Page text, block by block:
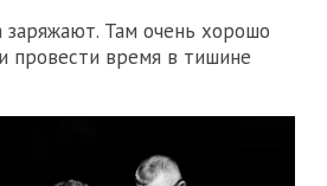
Там очень хорошо
провести время в тишине